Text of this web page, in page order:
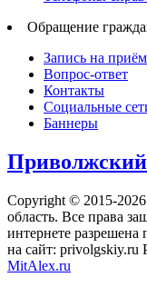
Обращение
Запись на приём
Вопрос-ответ
Контакты
Социальные
Баннеры
Приволжский
Copyright © 2015-
область. Все права
интернете
на сайт: privolgskiy.ru
MitAlex.ru